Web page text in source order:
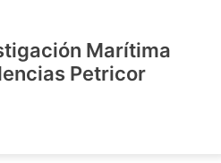
Marítima
Petricor